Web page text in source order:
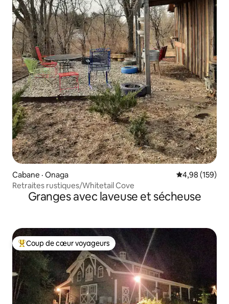
Cabane · Onaga Note
4,98 (159)
Retraites rustiques/Whitetail Cove
Granges avec laveuse et sécheuse
Coup de cœur voyageurs parmi les plus aimés
Coup de cœur voyageurs